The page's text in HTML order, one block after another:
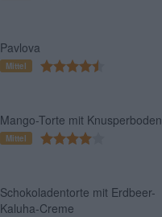
Pavlova
Mittel
Mango-Torte mit Knusperboden
Mittel
Schokoladentorte mit Erdbeer-
Kaluha-Creme